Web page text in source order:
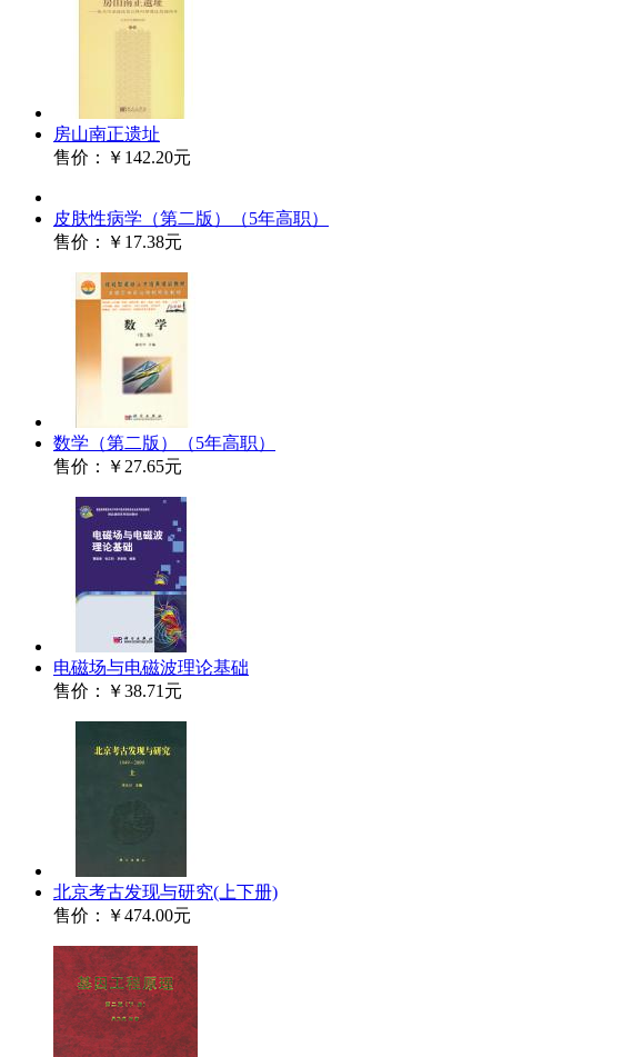
房山南正遗址
售价：
￥142.20元
皮肤性病学（第二版）（5年高职）
售价：
￥17.38元
数学（第二版）（5年高职）
售价：
￥27.65元
电磁场与电磁波理论基础
售价：
￥38.71元
北京考古发现与研究(上下册)
售价：
￥474.00元